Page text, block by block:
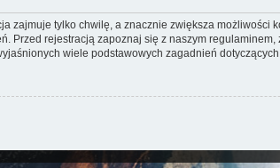
zajmuje tylko chwilę, a znacznie zwiększa możliwości
Przed rejestracją zapoznaj się z naszym regulaminem,
wiele podstawowych zagadnień